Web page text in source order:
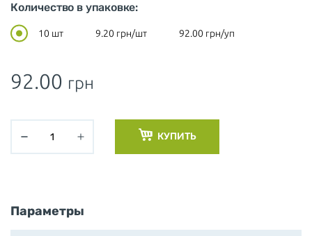
Количество в упаковке:
10 шт 9.20 грн/шт 92.00 грн/уп
92.00 грн
КУПИТЬ
Параметры